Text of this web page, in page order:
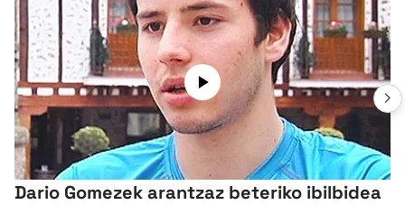
Dario Gomezek arantzaz beteriko ibilbidea